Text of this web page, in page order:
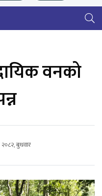
वनको
बुधवार